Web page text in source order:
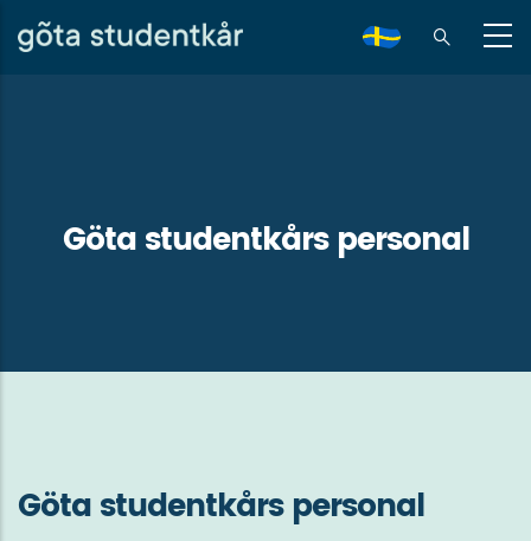
Skip
to
sv
Göta studentkårs personal
Göta studentkårs personal